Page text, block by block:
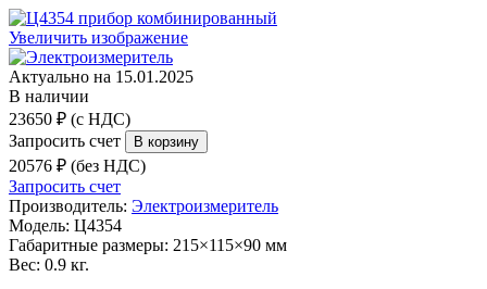
Увеличить изображение
Актуально на 15.01.2025
В наличии
23650 ₽ (с НДС)
Запросить счет
20576 ₽ (без НДС)
Запросить счет
Производитель: Электроизмеритель
Модель: Ц4354
Габаритные размеры: 215×115×90 мм
Вес: 0.9 кг.